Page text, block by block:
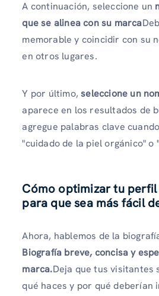
A continuación, seleccione un
que se alinea con su marca
memorable y coincidir con su
en otros lugares.
Y por último,seleccione un
aparece en los resultados de
agregue palabras clave
"cuidado de la piel orgánico" o
Cómo optimizar tu perfil
para que sea más fácil
Ahora, hablemos de la
Biografía breve, concisa y
marca.Deja que tus visitantes
qué haces y por qué deberían